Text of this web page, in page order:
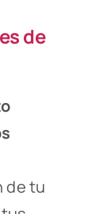
de
de tu